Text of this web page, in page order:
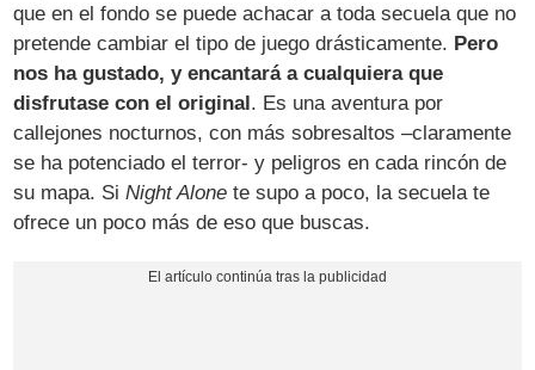
que en el fondo se puede achacar a toda secuela que no
pretende cambiar el tipo de juego drásticamente. Pero
nos ha gustado, y encantará a cualquiera que
disfrutase con el original . Es una aventura por
callejones nocturnos, con más sobresaltos –claramente
se ha potenciado el terror- y peligros en cada rincón de
su mapa. SiNight Alone te supo a poco, la secuela te
ofrece un poco más de eso que buscas.